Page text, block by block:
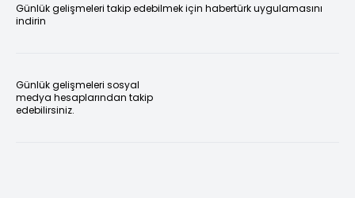
Günlük gelişmeleri takip edebilmek için habertürk uygulamasını
indirin
Günlük gelişmeleri sosyal
medya hesaplarından takip
edebilirsiniz.